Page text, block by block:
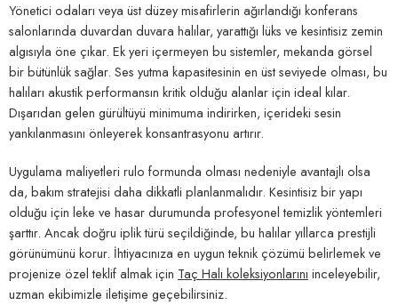
Yönetici odaları veya üst düzey misafirlerin ağırlandığı konferans
salonlarında duvardan duvara halılar, yarattığı lüks ve kesintisiz zemin
algısıyla öne çıkar. Ek yeri içermeyen bu sistemler, mekanda görsel
bir bütünlük sağlar. Ses yutma kapasitesinin en üst seviyede olması, bu
halıları akustik performansın kritik olduğu alanlar için ideal kılar.
Dışarıdan gelen gürültüyü minimuma indirirken, içerideki sesin
yankılanmasını önleyerek konsantrasyonu artırır.
Uygulama maliyetleri rulo formunda olması nedeniyle avantajlı olsa
da, bakım stratejisi daha dikkatli planlanmalıdır. Kesintisiz bir yapı
olduğu için leke ve hasar durumunda profesyonel temizlik yöntemleri
şarttır. Ancak doğru iplik türü seçildiğinde, bu halılar yıllarca prestijli
görünümünü korur. İhtiyacınıza en uygun teknik çözümü belirlemek ve
projenize özel teklif almak için Taç Halı koleksiyonlarını inceleyebilir,
uzman ekibimizle iletişime geçebilirsiniz.